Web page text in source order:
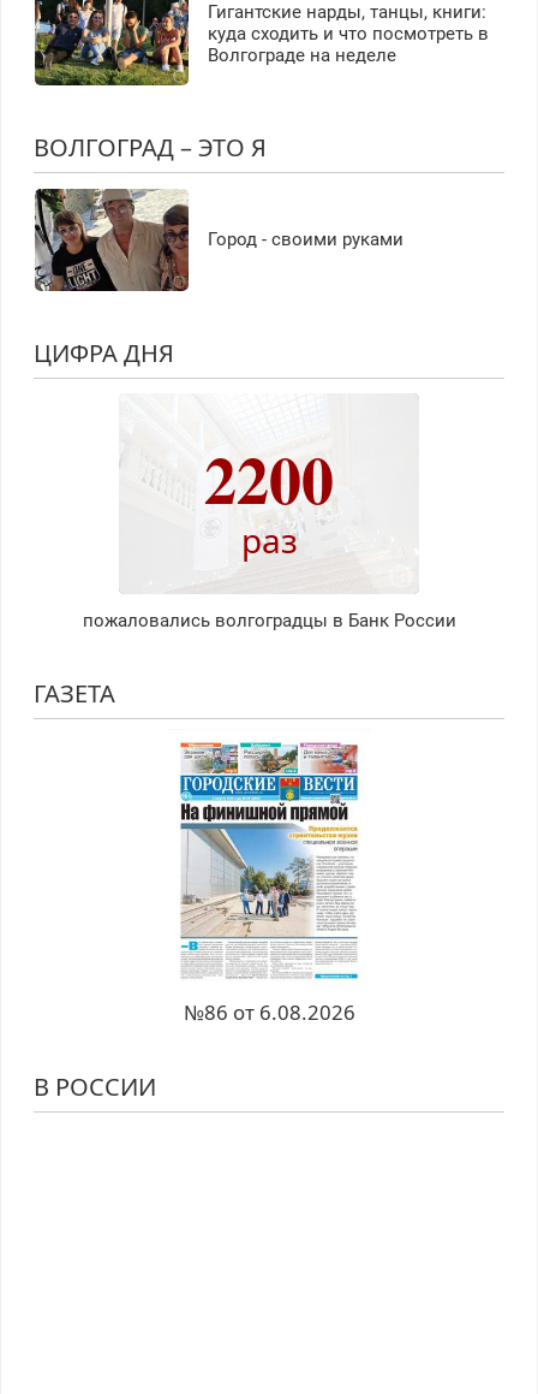
Гигантские нарды, танцы, книги:
куда сходить и что посмотреть в
Волгограде на неделе
ВОЛГОГРАД – ЭТО Я
Город - своими руками
ЦИФРА ДНЯ
2200
раз
пожаловались волгоградцы в Банк России
ГАЗЕТА
№86 от 6.08.2026
В РОССИИ